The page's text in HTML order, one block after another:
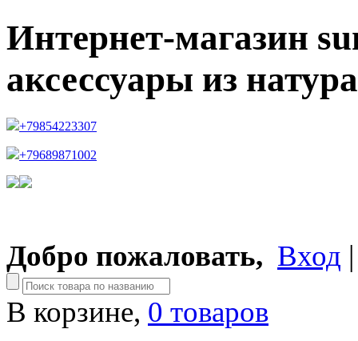
Интернет-магазин
аксессуары из
+79854223307
+79689871002
Добро пожаловать, Вход
В корзине, 0 товаров